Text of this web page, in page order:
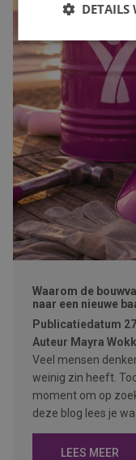
Waarom de
naar een nieuwe
Publicatiedatum
Auteur Mayra
Veel mensen
weinig zin heeft.
moment om op
deze blog lees je
LEES MEER
DETAILS